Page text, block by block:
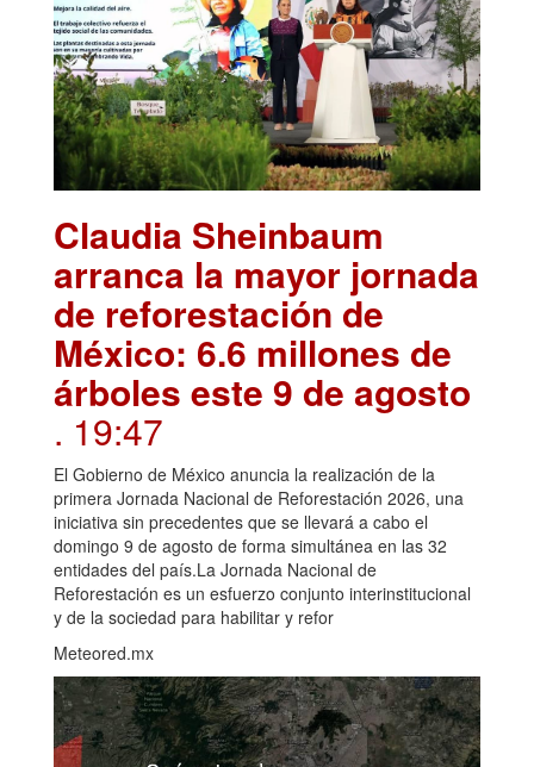
Claudia Sheinbaum
arranca la mayor jornada
de reforestación de
México: 6.6 millones de
árboles este 9 de agosto
. 19:47
El Gobierno de México anuncia la realización de la
primera Jornada Nacional de Reforestación 2026, una
iniciativa sin precedentes que se llevará a cabo el
domingo 9 de agosto de forma simultánea en las 32
entidades del país.La Jornada Nacional de
Reforestación es un esfuerzo conjunto interinstitucional
y de la sociedad para habilitar y refor
Meteored.mx